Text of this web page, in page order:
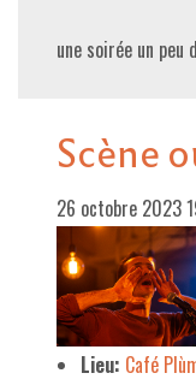
une soirée un
Scène
26 octobre 2023
Lieu: Café